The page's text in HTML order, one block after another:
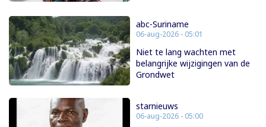
abc-Suriname
06-aug-2026 - 05:01
Niet te lang wachten met
belangrijke wijzigingen van de
Grondwet
starnieuws
06-aug-2026 - 05:00